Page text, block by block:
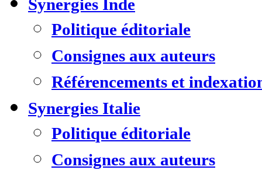
Synergies Inde
Politique éditoriale
Consignes aux auteurs
Référencements et
Synergies Italie
Politique éditoriale
Consignes aux auteurs